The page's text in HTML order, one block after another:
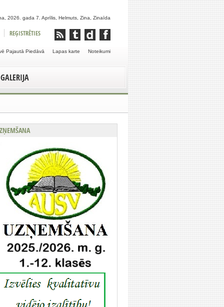
2026. gada 7. Aprīlis, Helmuts, Zina, Zinaīda
REĢISTRĒTIES
Noteikumi
Lapas karte
Pajautā Piedāvā
GALERIJA